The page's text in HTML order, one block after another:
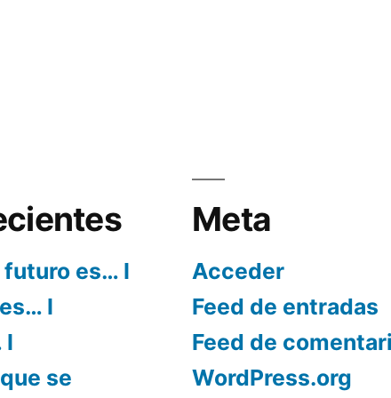
futuro es… I
I
I
se
Meta
Acceder
Feed de entradas
Feed de
WordPress.org